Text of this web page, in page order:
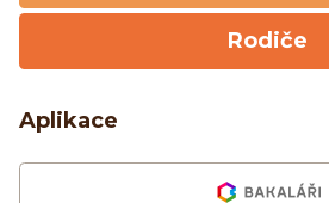
Rodiče
Aplikace